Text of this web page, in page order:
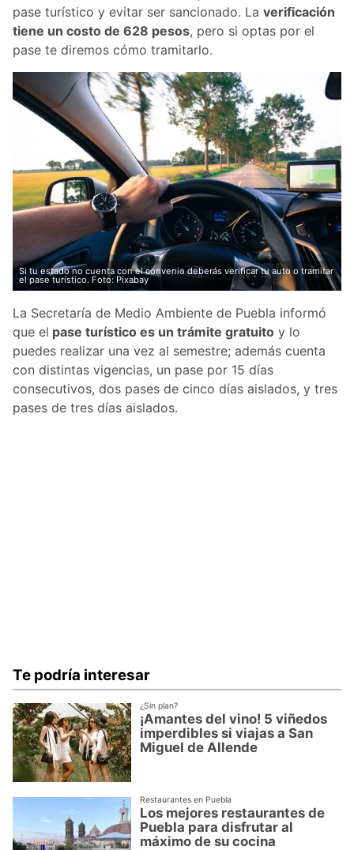
pase turístico y evitar ser sancionado. La verificación
tiene un costo de 628 pesos, pero si optas por el
pase te diremos cómo tramitarlo.
Si tu estado no cuenta con el convenio deberás verificar tu auto o tramitar
el pase turístico. Foto: Pixabay
La Secretaría de Medio Ambiente de Puebla informó
que el pase turístico es un trámite gratuito y lo
puedes realizar una vez al semestre; además cuenta
con distintas vigencias, un pase por 15 días
consecutivos, dos pases de cinco días aislados, y tres
pases de tres días aislados.
Te podría interesar
¿Sin plan?
¡Amantes del vino! 5 viñedos
imperdibles si viajas a San
Miguel de Allende
Restaurantes en Puebla
Los mejores restaurantes de
Puebla para disfrutar al
máximo de su cocina